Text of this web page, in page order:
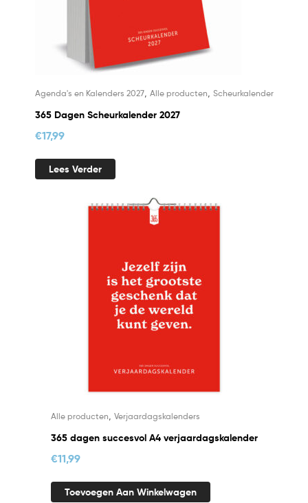
Agenda's en Kalenders 2027, Alle producten Scheurkalender
365 Dagen Scheurkalender 2027
€17,99
Lees Verder
Alle producten Verjaardagskalenders
365 dagen succesvol A4 verjaardagskalender
€11,99
Toevoegen Aan Winkelwagen